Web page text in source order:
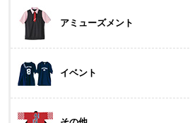
アミューズメント
イベント